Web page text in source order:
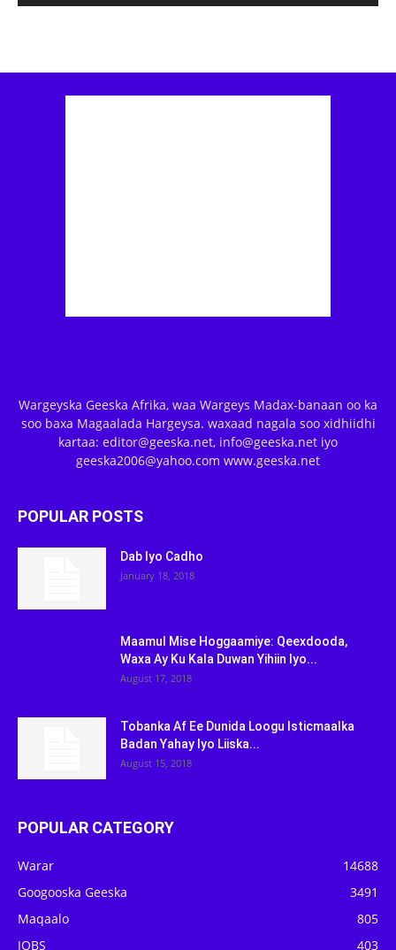
Wargeyska Geeska Afrika, waa Wargeys Madax-banaan oo ka
soo baxa Magaalada Hargeysa. waxaad nagala soo xidhiidhi
kartaa: editor@geeska.net, info@geeska.net iyo
geeska2006@yahoo.com www.geeska.net
POPULAR POSTS
Dab Iyo Cadho
January 18, 2018
Maamul Mise Hoggaamiye: Qeexdooda,
Waxa Ay Ku Kala Duwan Yihiin Iyo...
August 17, 2018
Tobanka Af Ee Dunida Loogu Isticmaalka
Badan Yahay Iyo Liiska...
August 15, 2018
POPULAR CATEGORY
Warar
14688
Googooska Geeska
3491
Maqaalo
805
JOBS
403